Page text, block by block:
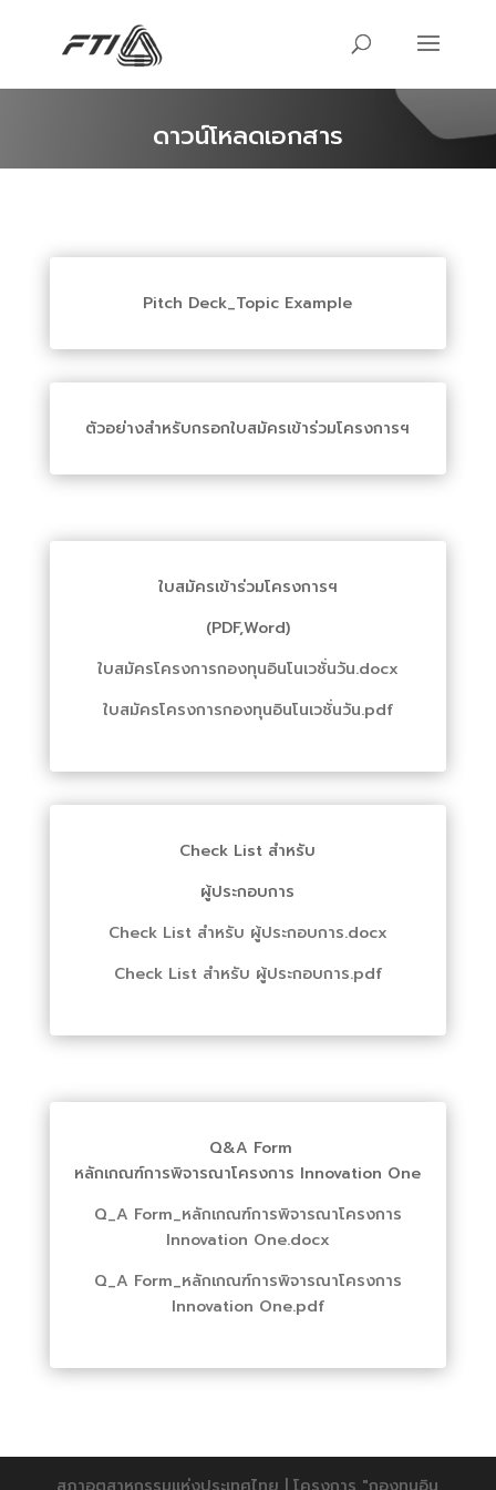
ดาวน์โหลดเอกสาร
Pitch Deck_Topic Example
ตัวอย่างสำหรับกรอกใบสมัครเข้าร่วมโครงการฯ
ใบสมัครเข้าร่วมโครงการฯ
(PDF,Word)
ใบสมัครโครงการกองทุนอินโนเวชั่นวัน.docx
ใบสมัครโครงการกองทุนอินโนเวชั่นวัน.pdf
Check List สำหรับ
ผู้ประกอบการ
Check List สำหรับ ผู้ประกอบการ.docx
Check List สำหรับ ผู้ประกอบการ.pdf
Q&A Form
หลักเกณฑ์การพิจารณาโครงการ Innovation One
Q_A Form_หลักเกณฑ์การพิจารณาโครงการ
Innovation One.docx
Q_A Form_หลักเกณฑ์การพิจารณาโครงการ
Innovation One.pdf